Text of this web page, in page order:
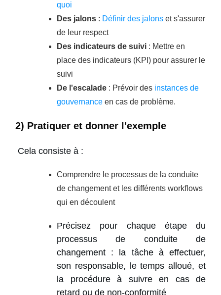
quoi
Des jalons : Définir des jalons et s'assurer
de leur respect
Des indicateurs de suivi : Mettre en
place des indicateurs (KPI) pour assurer le
suivi
De l'escalade : Prévoir des instances de
gouvernance en cas de problème.
2) Pratiquer et donner l'exemple
Cela consiste à :
Comprendre le processus de la conduite
de changement et les différents workflows
qui en découlent
Précisez pour chaque étape du
processus de conduite de
changement : la tâche à effectuer,
son responsable, le temps alloué, et
la procédure à suivre en cas de
retard ou de non-conformité